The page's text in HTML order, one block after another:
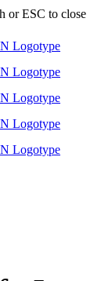
or ESC to close